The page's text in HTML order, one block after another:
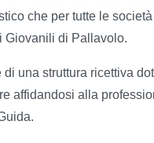
che per tutte le
Giovanili di Pallavolo.
di una struttura ricettiva
affidandosi alla